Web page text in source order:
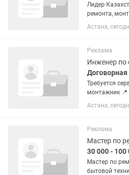
Лидер
ремонта,
торгового
"UBC
холодильного
Астана,
Реклама
Договорная
Требуется
монтажник 📍 город Астана Ищем
сервисного
выполнения
Астана,
Реклама
30 000 - 100
Мастер по
бытовой